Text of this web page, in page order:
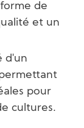
de
et un
d'un
pour
cultures.